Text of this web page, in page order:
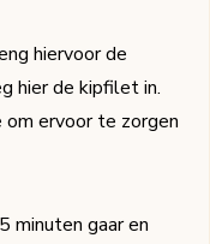
hiervoor de
hier de kipfilet in.
ervoor te zorgen
minuten gaar en